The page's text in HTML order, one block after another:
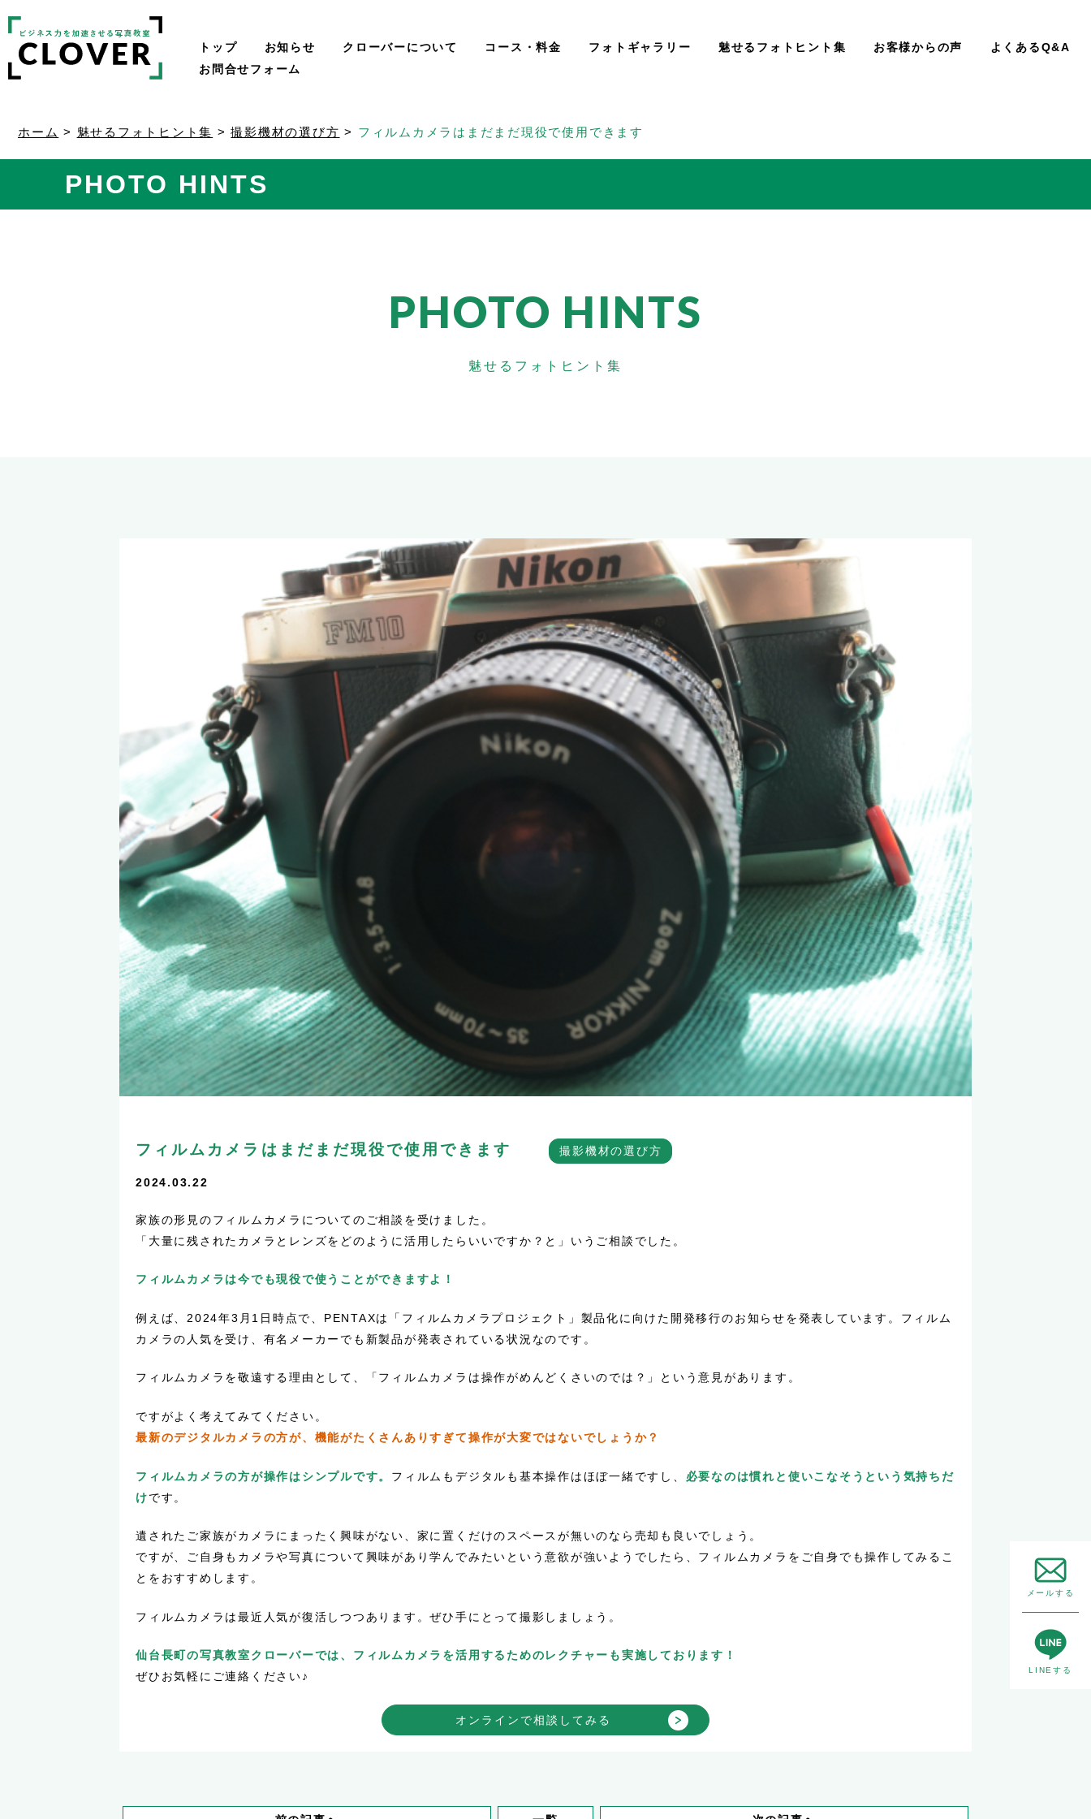
トップ お知らせ クローバーについて コース・料金 フォトギャラリー 魅せるフォトヒント集 お客様からの声
よくあるQ&A
お問合せフォーム
メールする
LINEする
ホーム > 魅せるフォトヒント集 >撮影機材の選び方 > フィルムカメラはまだまだ現役で使用できます
PHOTO HINTS
PHOTO HINTS
魅せるフォトヒント集
フィルムカメラはまだまだ現役で使用できます 撮影機材の選び方
2024.03.22
家族の形見のフィルムカメラについてのご相談を受けました。
「大量に残されたカメラとレンズをどのように活用したらいいですか？と」いうご相談でした。
フィルムカメラは今でも現役で使うことができますよ！
例えば、2024年3月1日時点で、PENTAXは「フィルムカメラプロジェクト」製品化に向けた開発移行のお知らせを発表しています。フィルム
カメラの人気を受け、有名メーカーでも新製品が発表されている状況なのです。
フィルムカメラを敬遠する理由として、「フィルムカメラは操作がめんどくさいのでは？」という意見があります。
ですがよく考えてみてください。
最新のデジタルカメラの方が、機能がたくさんありすぎて操作が大変ではないでしょうか？
フィルムカメラの方が操作はシンプルです。 フィルムもデジタルも基本操作はほぼ一緒ですし、 必要なのは慣れと使いこなそうという気持ちだ
けです。
遺されたご家族がカメラにまったく興味がない、家に置くだけのスペースが無いのなら売却も良いでしょう。
ですが、ご自身もカメラや写真について興味があり学んでみたいという意欲が強いようでしたら、フィルムカメラをご自身でも操作してみるこ
とをおすすめします。
フィルムカメラは最近人気が復活しつつあります。ぜひ手にとって撮影しましょう。
仙台長町の写真教室クローバーでは、フィルムカメラを活用するためのレクチャーも実施しております！
ぜひお気軽にご連絡ください♪
オンラインで相談してみる